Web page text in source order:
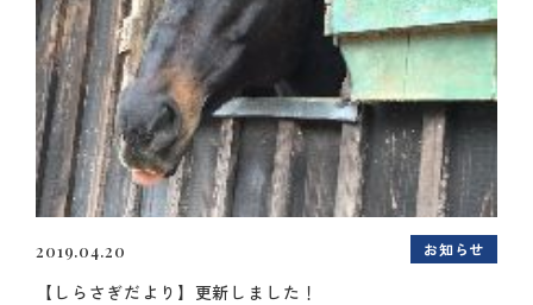
2019.04.20 お知らせ
【しらさぎだより】更新しました！